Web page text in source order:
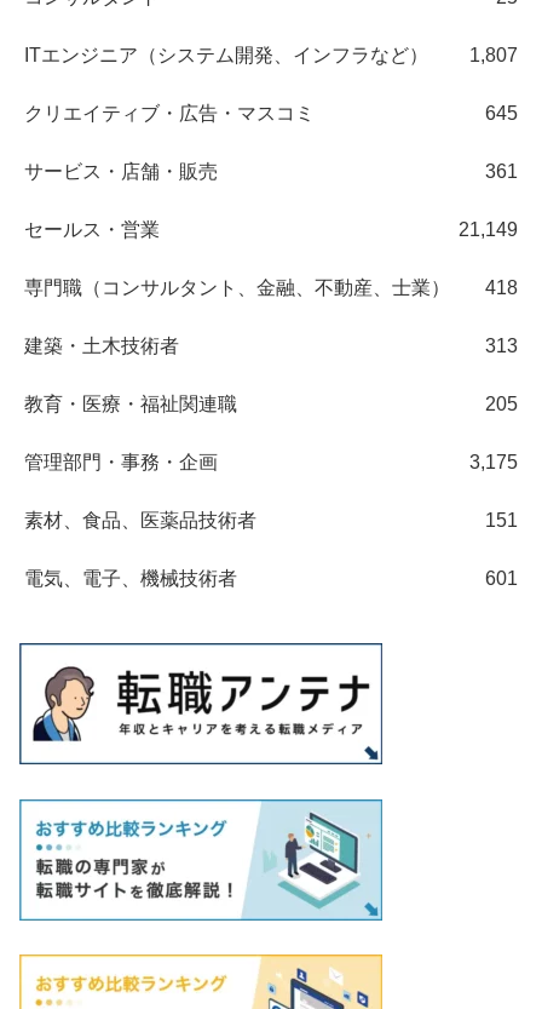
ITエンジニア（システム開発、インフラなど） 1,807
クリエイティブ・広告・マスコミ 645
サービス・店舗・販売 361
セールス・営業 21,149
専門職（コンサルタント、金融、不動産、士業） 418
建築・土木技術者 313
教育・医療・福祉関連職 205
管理部門・事務・企画 3,175
素材、食品、医薬品技術者 151
電気、電子、機械技術者 601